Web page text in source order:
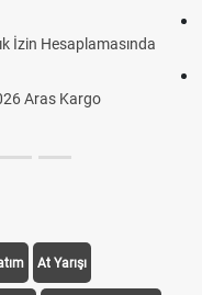
Sezonda Nasıl
Karar Süreci
Süper Lig Haberleri